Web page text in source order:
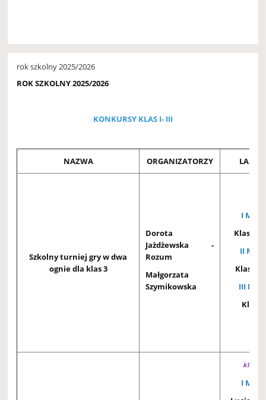
rok szkolny 2025/2026
ROK SZKOLNY 2025/2026
KONKURSY KLAS I- III
NAZWA ORGANIZATORZY
Szkolny turniej gry w dwa
ognie dla klas 3
Dorota
Jażdżewska -
Rozum
Małgorzata
Szymikowska
I
Klasa
II
Klasa
III
Klasa
klasy 0
I